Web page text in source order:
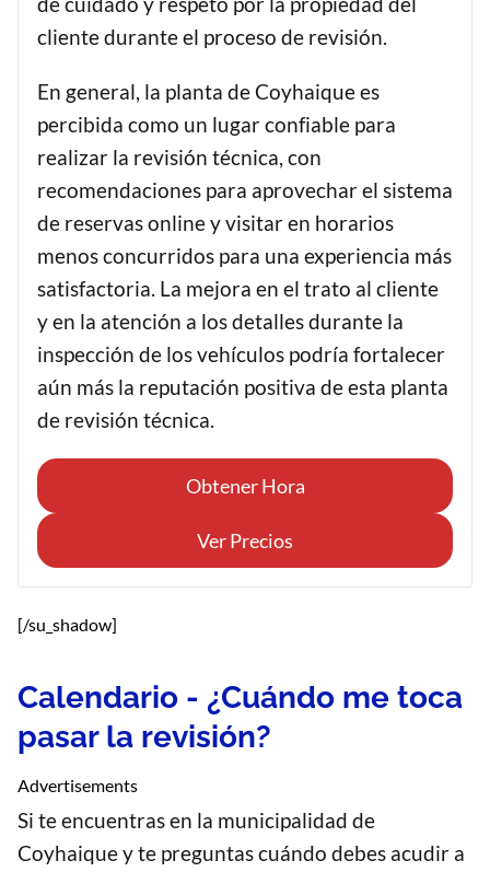
cliente durante el proceso de revisión.
En general, la planta de Coyhaique es
percibida como un lugar confiable para
realizar la revisión técnica, con
recomendaciones para aprovechar el sistema
de reservas online y visitar en horarios
menos concurridos para una experiencia más
satisfactoria. La mejora en el trato al cliente
y en la atención a los detalles durante la
inspección de los vehículos podría fortalecer
aún más la reputación positiva de esta planta
de revisión técnica.
Obtener Hora
Ver Precios
[/su_shadow]
Calendario - ¿Cuándo me toca
pasar la revisión?
Advertisements
Si te encuentras en la municipalidad de
Coyhaique y te preguntas cuándo debes acudir a